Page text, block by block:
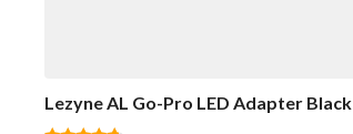
Lezyne AL Go-Pro LED Adapter Black